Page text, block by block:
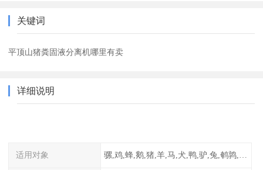
关键词
平顶山猪粪固液分离机哪里有卖
详细说明
适用对象